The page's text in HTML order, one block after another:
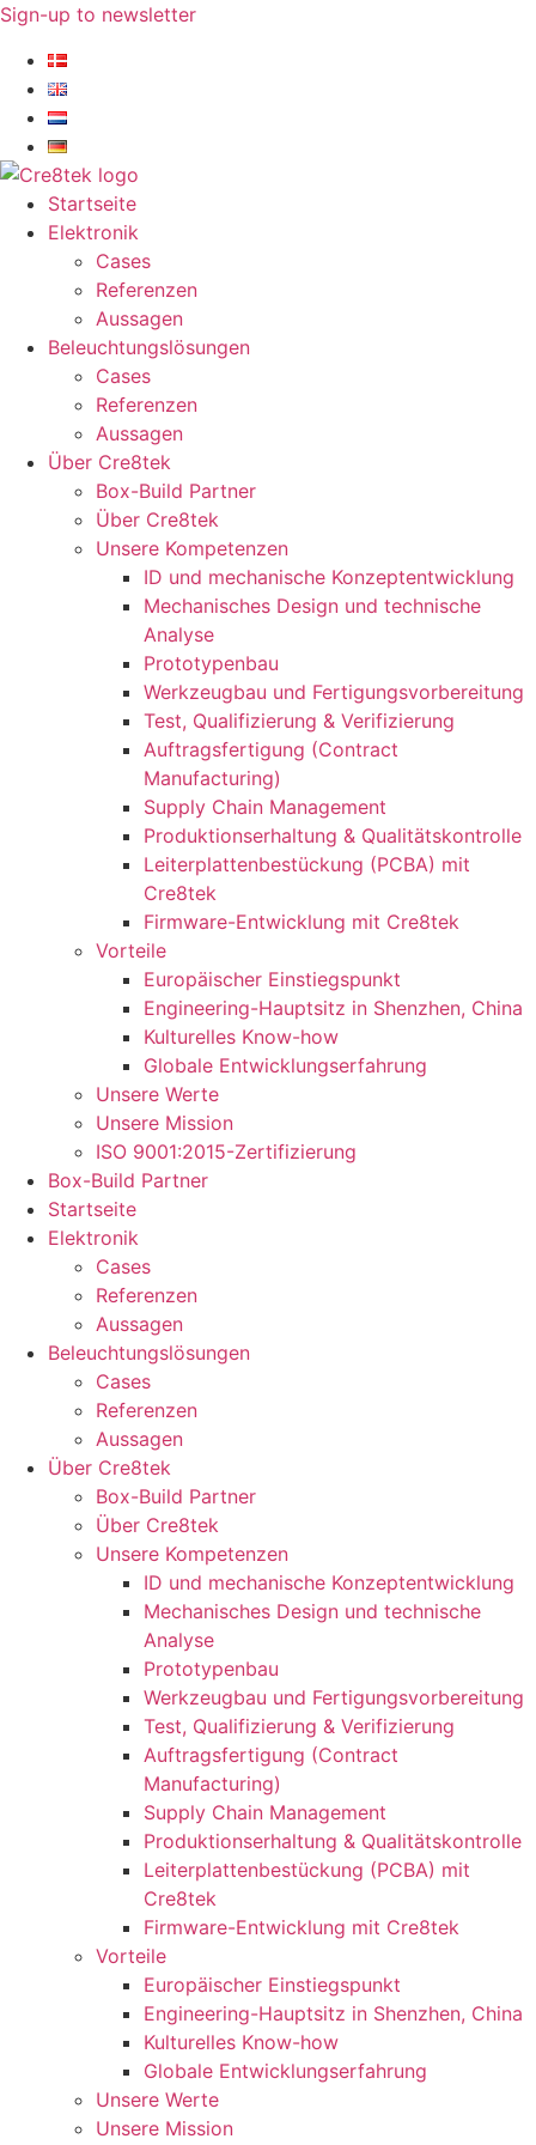
Zum
springen
Sign-up to newsletter​
Startseite
Elektronik
Cases
Referenzen
Aussagen
Beleuchtungslösungen
Cases
Referenzen
Aussagen
Über Cre8tek
Box-Build Partner
Über Cre8tek
Unsere Kompetenzen
ID und mechanische Konzeptentwicklung
Mechanisches Design und technische
Analyse
Prototypenbau
Werkzeugbau und Fertigungsvorbereitung
Test, Qualifizierung & Verifizierung
Auftragsfertigung (Contract
Manufacturing)
Supply Chain Management
Produktionserhaltung & Qualitätskontrolle
Leiterplattenbestückung (PCBA) mit
Cre8tek
Firmware-Entwicklung mit Cre8tek
Vorteile
Europäischer Einstiegspunkt
Engineering-Hauptsitz in Shenzhen, China
Kulturelles Know-how
Globale Entwicklungserfahrung
Unsere Werte
Unsere Mission
ISO 9001:2015-Zertifizierung
Box-Build Partner
Startseite
Elektronik
Cases
Referenzen
Aussagen
Beleuchtungslösungen
Cases
Referenzen
Aussagen
Über Cre8tek
Box-Build Partner
Über Cre8tek
Unsere Kompetenzen
ID und mechanische Konzeptentwicklung
Mechanisches Design und technische
Analyse
Prototypenbau
Werkzeugbau und Fertigungsvorbereitung
Test, Qualifizierung & Verifizierung
Auftragsfertigung (Contract
Manufacturing)
Supply Chain Management
Produktionserhaltung & Qualitätskontrolle
Leiterplattenbestückung (PCBA) mit
Cre8tek
Firmware-Entwicklung mit Cre8tek
Vorteile
Europäischer Einstiegspunkt
Engineering-Hauptsitz in Shenzhen, China
Kulturelles Know-how
Globale Entwicklungserfahrung
Unsere Werte
Unsere Mission